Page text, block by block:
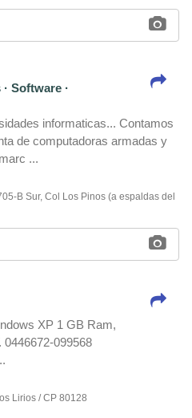
Software ·
informaticas... Contamos
de computadoras armadas y
...
B Sur, Col Los Pinos (a espaldas del
XP 1 GB Ram,
0446672-099568
Lirios / CP 80128